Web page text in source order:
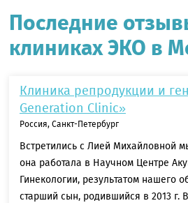
Последние
клиниках ЭКО в
Клиника репродукции и
Generation Clinic»
Россия, Санкт-Петербург
Встретились с Лией Михайловной
она работала в Научном Центре
Гинекологии, результатом нашего
старший сын, родившийся в 2013 г.